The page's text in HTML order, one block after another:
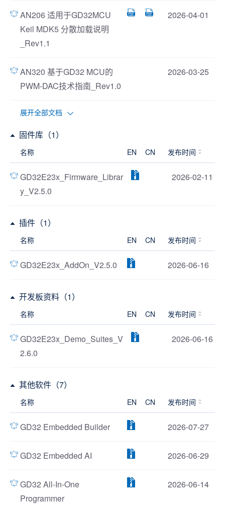
AN206 适用于GD32MCU
Keil MDK5 分散加载说明
_Rev1.1
2026-04-01
AN320 基于GD32 MCU的
PWM-DAC技术指南_Rev1.0
2026-03-25
展开全部文档
固件库（1）
名称 EN CN 发布时间
GD32E23x_Firmware_Librar
y_V2.5.0
2026-02-11
插件（1）
名称 EN CN 发布时间
GD32E23x_AddOn_V2.5.0 2026-06-16
开发板资料（1）
名称 EN CN 发布时间
GD32E23x_Demo_Suites_V
2.6.0
2026-06-16
其他软件（7）
名称 EN CN 发布时间
GD32 Embedded Builder 2026-07-27
GD32 Embedded AI 2026-06-29
GD32 All-In-One
Programmer
2026-06-14